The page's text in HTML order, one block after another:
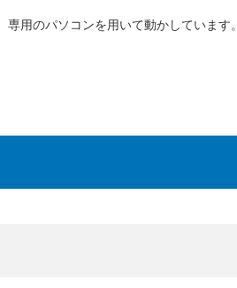
用のパソコンを用いて動かしています。